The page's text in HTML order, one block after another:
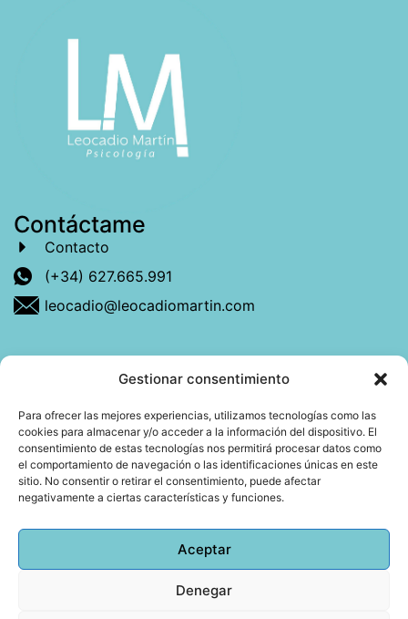
Gestionar consentimiento
Para ofrecer las mejores experiencias, utilizamos tecnologías como las
cookies para almacenar y/o acceder a la información del dispositivo. El
consentimiento de estas tecnologías nos permitirá procesar datos como
el comportamiento de navegación o las identificaciones únicas en este
sitio. No consentir o retirar el consentimiento, puede afectar
negativamente a ciertas características y funciones.
Aceptar
Denegar
Contáctame
Contacto
(+34) 627.665.991
leocadio@leocadiomartin.com
Descubre más sobre mí
Mi libro: La felicidad: qué ayuda y qué no.
Blog: Reflexiones que conectan
Agendar cita